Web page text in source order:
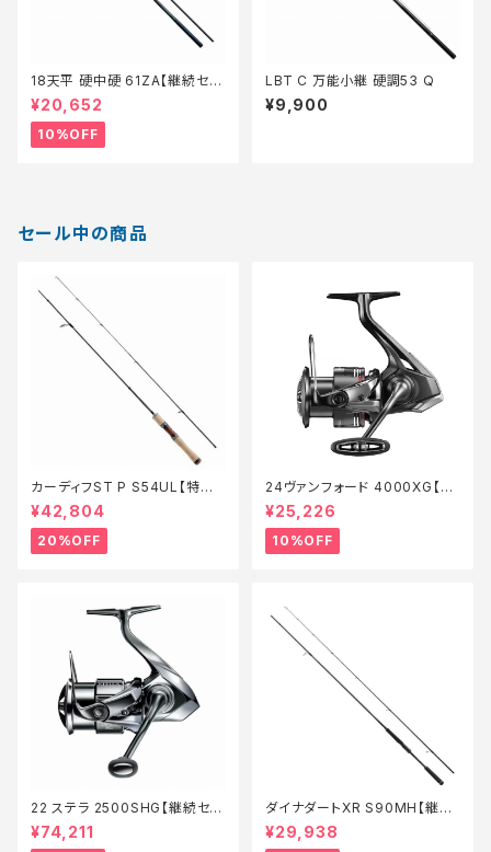
18天平 硬中硬 61ZA【継続セー
ル_ロッド】【10】
¥20,652
10%OFF
LBT C 万能小継 硬調53 Q
¥9,900
セール中の商品
カーディフST P S54UL【特価
ロッド】【20】
¥42,804
20%OFF
24ヴァンフォード 4000XG【継
続セール_リール】【10】
¥25,226
10%OFF
22 ステラ 2500SHG【継続セー
ル_リール】【10】
¥74,211
ダイナダートXR S90MH【継続
セール_ロッド】【10】
¥29,938